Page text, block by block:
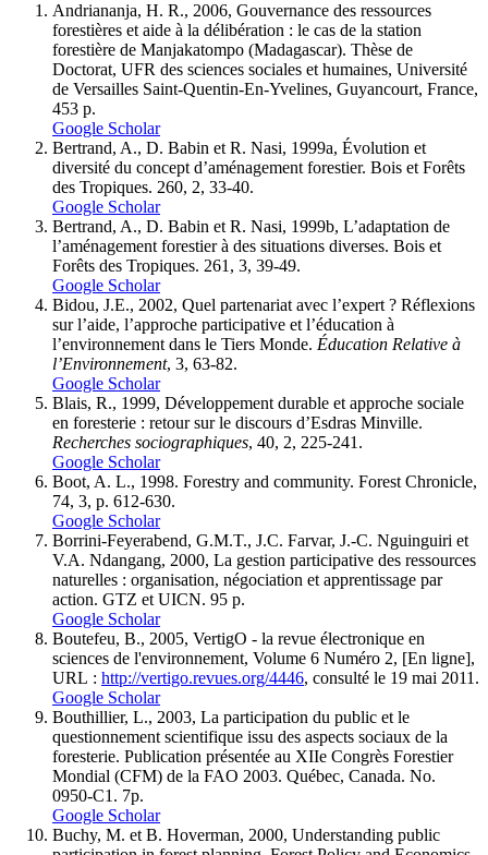
Andriananja, H. R., 2006, Gouvernance des ressources
forestières et aide à la délibération : le cas de la station
forestière de Manjakatompo (Madagascar). Thèse de
Doctorat, UFR des sciences sociales et humaines, Université
de Versailles Saint-Quentin-En-Yvelines, Guyancourt, France,
453 p.
Google Scholar
Bertrand, A., D. Babin et R. Nasi, 1999a, Évolution et
diversité du concept d’aménagement forestier. Bois et Forêts
des Tropiques. 260, 2, 33-40.
Google Scholar
Bertrand, A., D. Babin et R. Nasi, 1999b, L’adaptation de
l’aménagement forestier à des situations diverses. Bois et
Forêts des Tropiques. 261, 3, 39-49.
Google Scholar
Bidou, J.E., 2002, Quel partenariat avec l’expert ? Réflexions
sur l’aide, l’approche participative et l’éducation à
l’environnement dans le Tiers Monde. Éducation Relative à
l’Environnement, 3, 63-82.
Google Scholar
Blais, R., 1999, Développement durable et approche sociale
en foresterie : retour sur le discours d’Esdras Minville.
Recherches sociographiques, 40, 2, 225-241.
Google Scholar
Boot, A. L., 1998. Forestry and community. Forest Chronicle,
74, 3, p. 612-630.
Google Scholar
Borrini-Feyerabend, G.M.T., J.C. Farvar, J.-C. Nguinguiri et
V.A. Ndangang, 2000, La gestion participative des ressources
naturelles : organisation, négociation et apprentissage par
action. GTZ et UICN. 95 p.
Google Scholar
Boutefeu, B., 2005, VertigO - la revue électronique en
sciences de l'environnement, Volume 6 Numéro 2, [En ligne],
URL : http://vertigo.revues.org/4446, consulté le 19 mai 2011.
Google Scholar
Bouthillier, L., 2003, La participation du public et le
questionnement scientifique issu des aspects sociaux de la
foresterie. Publication présentée au XIIe Congrès Forestier
Mondial (CFM) de la FAO 2003. Québec, Canada. No.
0950-C1. 7p.
Google Scholar
Buchy, M. et B. Hoverman, 2000, Understanding public